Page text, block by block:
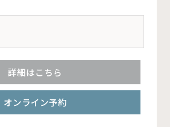
詳細はこちら
オンライン予約